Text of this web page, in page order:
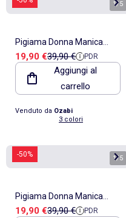
1/5
Pigiama Donna Manica
Lunga OZABI
Prezzo di vendita
19,90 €Prezzo di riferimento
39,90 € PDR
Aggiungi al
carrello
Venduto da Ozabi
3 colori
-50% 1/5
Pigiama Donna Manica
Lunga OZABI
Prezzo di vendita
19,90 €Prezzo di riferimento
39,90 € PDR